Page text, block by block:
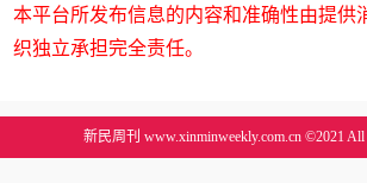
本平台所发布信息的内容和准确性由提供
织独立承担完全责任。
新民周刊 www.xinminweekly.com.cn ©2021 All